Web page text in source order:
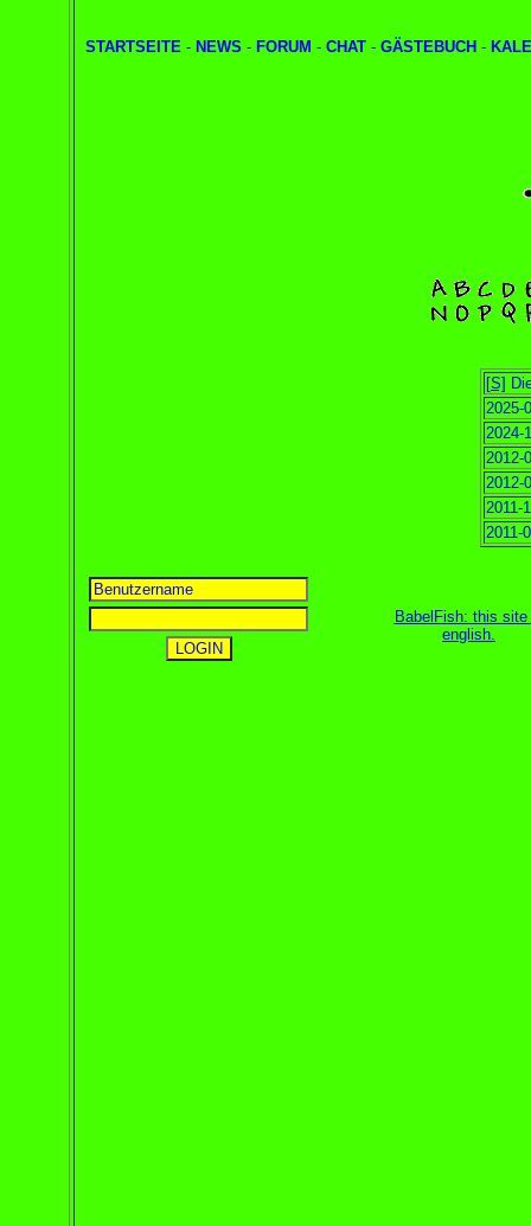
STARTSEITE - NEWS - FORUM - CHAT - GÄSTEBUCH -
[S]
2025-
2024-
2012-
2012-
2011-
2011-
BabelFish: this site
english.